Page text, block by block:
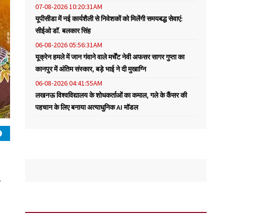
07-08-2026 10:20:31AM
यूपीसीडा में नई कार्यशैली से निवेशकों को मिलेंगी समयबद्ध सेवाएं:
सीईओ डॉ. बलकार सिंह
06-08-2026 05:56:31AM
यूक्रेन हमले में जान गंवाने वाले मर्चेंट नेवी अफसर सागर गुप्ता का
कानपुर में अंतिम संस्कार, बड़े भाई ने दी मुखाग्नि
06-08-2026 04:41:55AM
लखनऊ विश्वविद्यालय के शोधकर्ताओं का कमाल, गले के कैंसर की
पहचान के लिए बनाया अत्याधुनिक AI मॉडल